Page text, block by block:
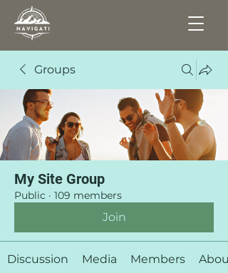
Groups
My Site Group
Public · 109 members
Join
Discussion Media Members About